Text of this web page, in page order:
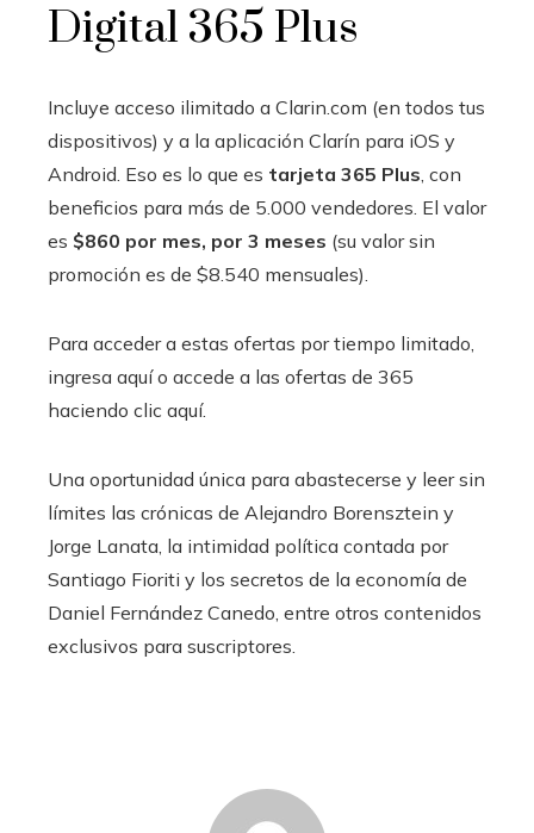
Digital 365 Plus
Incluye acceso ilimitado a Clarin.com (en todos tus
dispositivos) y a la aplicación Clarín para iOS y
Android. Eso es lo que es tarjeta 365 Plus, con
beneficios para más de 5.000 vendedores. El valor
es $860 por mes, por 3 meses (su valor sin
promoción es de $8.540 mensuales).
Para acceder a estas ofertas por tiempo limitado,
ingresa aquí o accede a las ofertas de 365
haciendo clic aquí.
Una oportunidad única para abastecerse y leer sin
límites las crónicas de Alejandro Borensztein y
Jorge Lanata, la intimidad política contada por
Santiago Fioriti y los secretos de la economía de
Daniel Fernández Canedo, entre otros contenidos
exclusivos para suscriptores.